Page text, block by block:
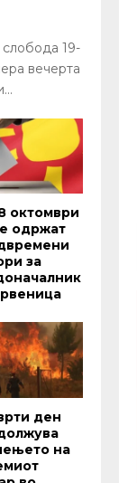
19-
вечерта
октомври
одржат
за
ден
на